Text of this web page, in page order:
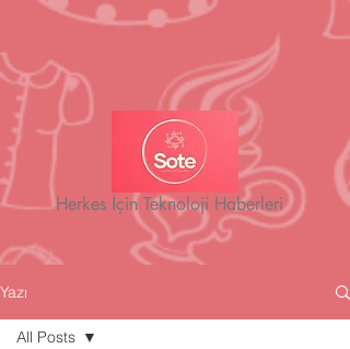
Herkes İçin Teknoloji Haberleri
Yazı
All Posts